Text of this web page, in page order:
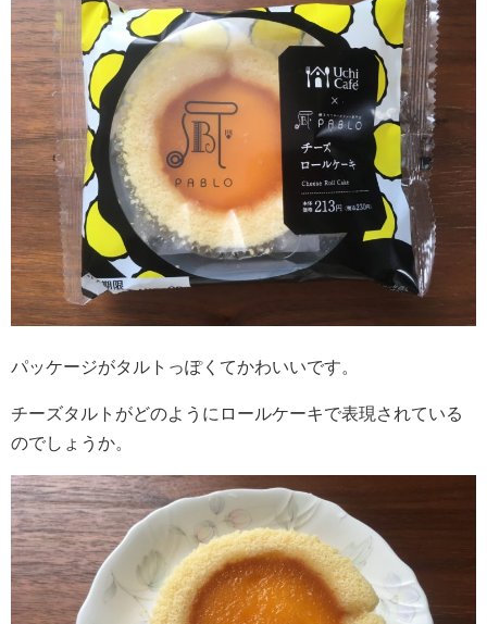
パッケージがタルトっぽくてかわいいです。
チーズタルトがどのようにロールケーキで表現されている
のでしょうか。